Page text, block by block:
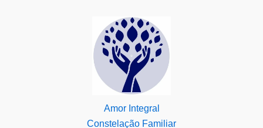
Amor Integral
Constelação Familiar